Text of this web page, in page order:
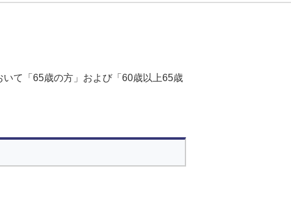
て「65歳の方」および「60歳以上65歳